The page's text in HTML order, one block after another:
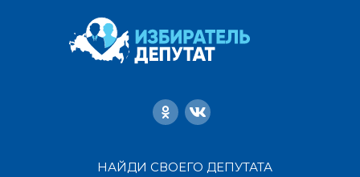
НАЙДИ СВОЕГО ДЕПУТАТА